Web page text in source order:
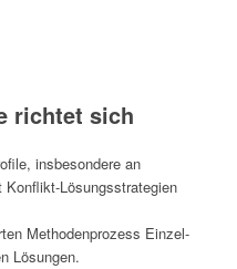
richtet sich
insbesondere an
Lösungsstrategien
Methodenprozess Einzel-
Lösungen.